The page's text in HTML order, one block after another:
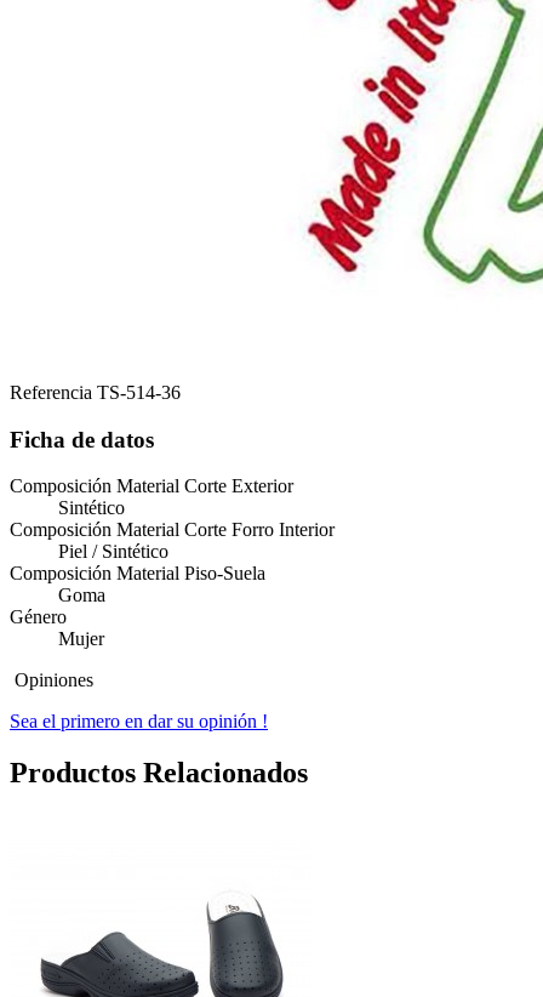
Referencia TS-514-36
Ficha de datos
Composición Material Corte Exterior
Sintético
Composición Material Corte Forro Interior
Piel / Sintético
Composición Material Piso-Suela
Goma
Género
Mujer
Opiniones
Sea el primero en dar su opinión !
Productos Relacionados